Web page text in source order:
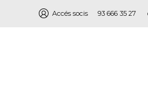
Accés socis 93 666 35 27